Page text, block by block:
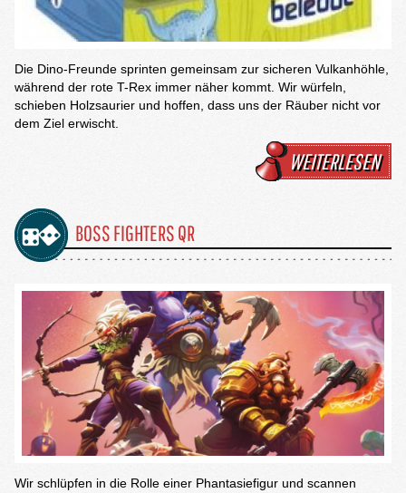
Die Dino-Freunde sprinten gemeinsam zur sicheren Vulkanhöhle,
während der rote T-Rex immer näher kommt. Wir würfeln,
schieben Holzsaurier und hoffen, dass uns der Räuber nicht vor
dem Ziel erwischt.
WEITERLESEN
BOSS FIGHTERS QR
Wir schlüpfen in die Rolle einer Phantasiefigur und scannen